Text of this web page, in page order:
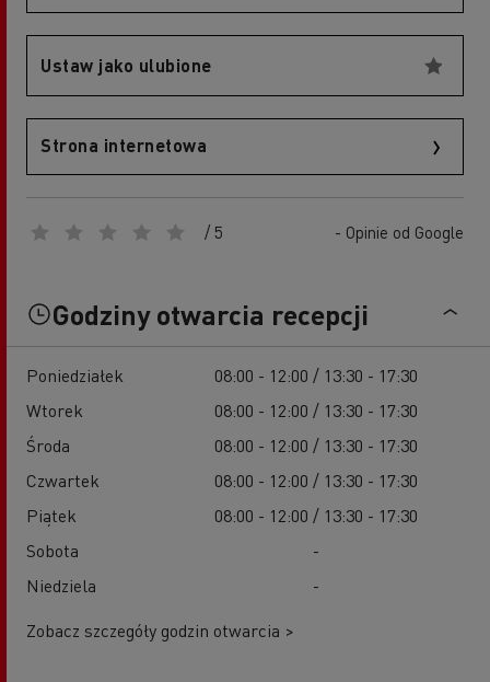
Ustaw jako ulubione
Strona internetowa
/ 5 - Opinie od Google
Godziny otwarcia recepcji
Poniedziałek
08:00 - 12:00 / 13:30 - 17:30
Wtorek
08:00 - 12:00 / 13:30 - 17:30
Środa
08:00 - 12:00 / 13:30 - 17:30
Czwartek
08:00 - 12:00 / 13:30 - 17:30
Piątek
08:00 - 12:00 / 13:30 - 17:30
Sobota
-
Niedziela
-
Zobacz szczegóły godzin otwarcia >